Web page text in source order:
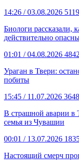
14:26 / 03.08.2026 5119
Биологи рассказали,
действительно
01:01 / 04.08.2026 4842
Ураган в Твери:
побиты
15:45 / 11.07.2026
В страшной аварии в
семья из Чувашии
00:01 / 13.07.2026
Настоящий смерч